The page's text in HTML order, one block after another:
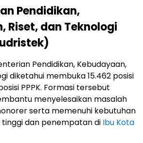
Pendidikan,
Riset, dan Teknologi
Pendidikan, Kebudayaan,
diketahui membuka 15.462 posisi
PPPK. Formasi tersebut
menyelesaikan masalah
serta memenuhi kebutuhan
tinggi dan penempatan di Ibu Kota